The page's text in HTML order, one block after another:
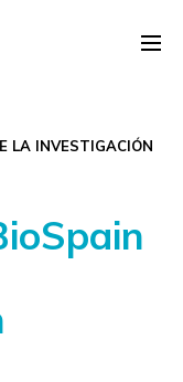
LA INVESTIGACIÓN